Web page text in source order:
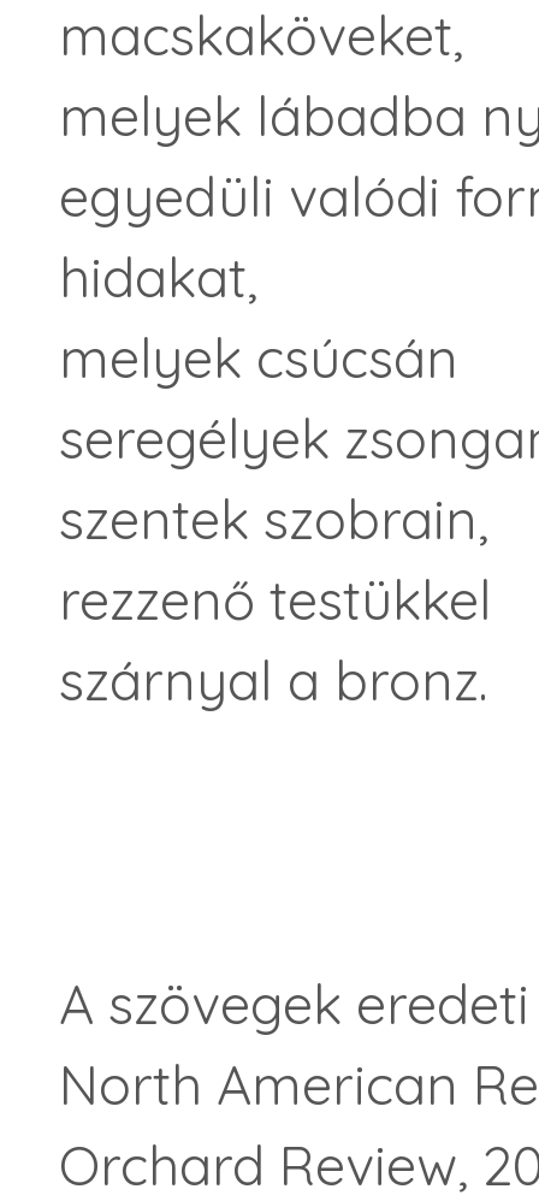
macskaköveket,
melyek lábadba
egyedüli valódi
hidakat,
melyek csúcsán
seregélyek
szentek szobrain,
rezzenő testükkel
szárnyal a bronz.
A szövegek
North American
Orchard Review,